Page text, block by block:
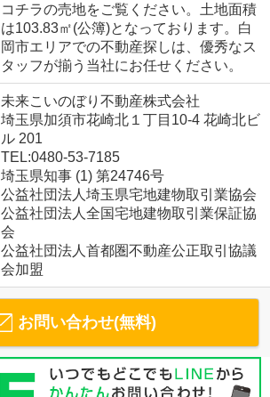
コチラの売地をご覧ください。土地面積
は103.83㎡(公簿)となっております。白
岡市エリアでの不動産探しは、優秀なス
タッフが揃う当社にお任せください。
未来こいのぼり不動産株式会社
埼玉県加須市花崎北１丁目10-4 花崎北ビ
ル 201
TEL:0480-53-7185
埼玉県知事 (1) 第24746号
公益社団法人埼玉県宅地建物取引業協会
公益社団法人全国宅地建物取引業保証協
会
公益社団法人首都圏不動産公正取引協議
会加盟
お問い合わせ(無料)